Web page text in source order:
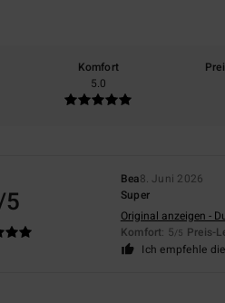
Komfort
5.0
Bea8. Juni 2026
Super
Original anzeigen -
Komfort: 5/5 Preis-
Ich empfehle